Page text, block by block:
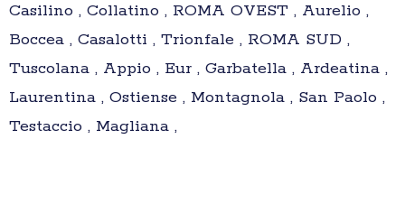
Casilino , Collatino , ROMA OVEST , Aurelio ,
Boccea , Casalotti , Trionfale , ROMA SUD ,
Tuscolana , Appio , Eur , Garbatella , Ardeatina ,
Laurentina , Ostiense , Montagnola , San Paolo ,
Testaccio , Magliana ,